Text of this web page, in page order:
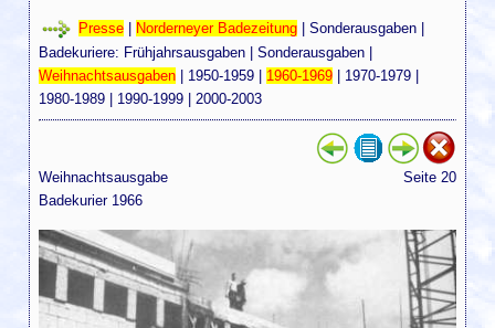
Presse Norderneyer Badezeitung |Sonderausgaben
Badekuriere: Frühjahrsausgaben |Sonderausgaben |
Weihnachtsausgaben | 1950-1959 | 1960-1969 | 1970-1979 |
1980-1989 | 1990-1999 | 2000-2003
Weihnachtsausgabe
Badekurier 1966
Seite 20